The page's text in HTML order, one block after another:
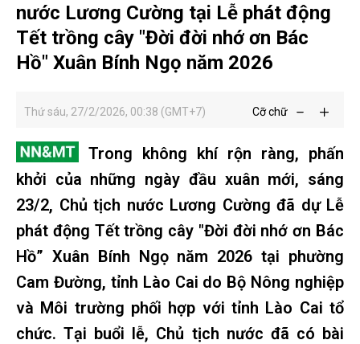
nước Lương Cường tại Lễ phát động
Tết trồng cây "Đời đời nhớ ơn Bác
Hồ" Xuân Bính Ngọ năm 2026
Thứ sáu, 27/2/2026, 00:38 (GMT+7) Cỡ chữ
Trong không khí rộn ràng, phấn
khởi của những ngày đầu xuân mới, sáng
23/2, Chủ tịch nước Lương Cường đã dự Lễ
phát động Tết trồng cây "Đời đời nhớ ơn Bác
Hồ” Xuân Bính Ngọ năm 2026 tại phường
Cam Đường, tỉnh Lào Cai do Bộ Nông nghiệp
và Môi trường phối hợp với tỉnh Lào Cai tổ
chức. Tại buổi lễ, Chủ tịch nước đã có bài